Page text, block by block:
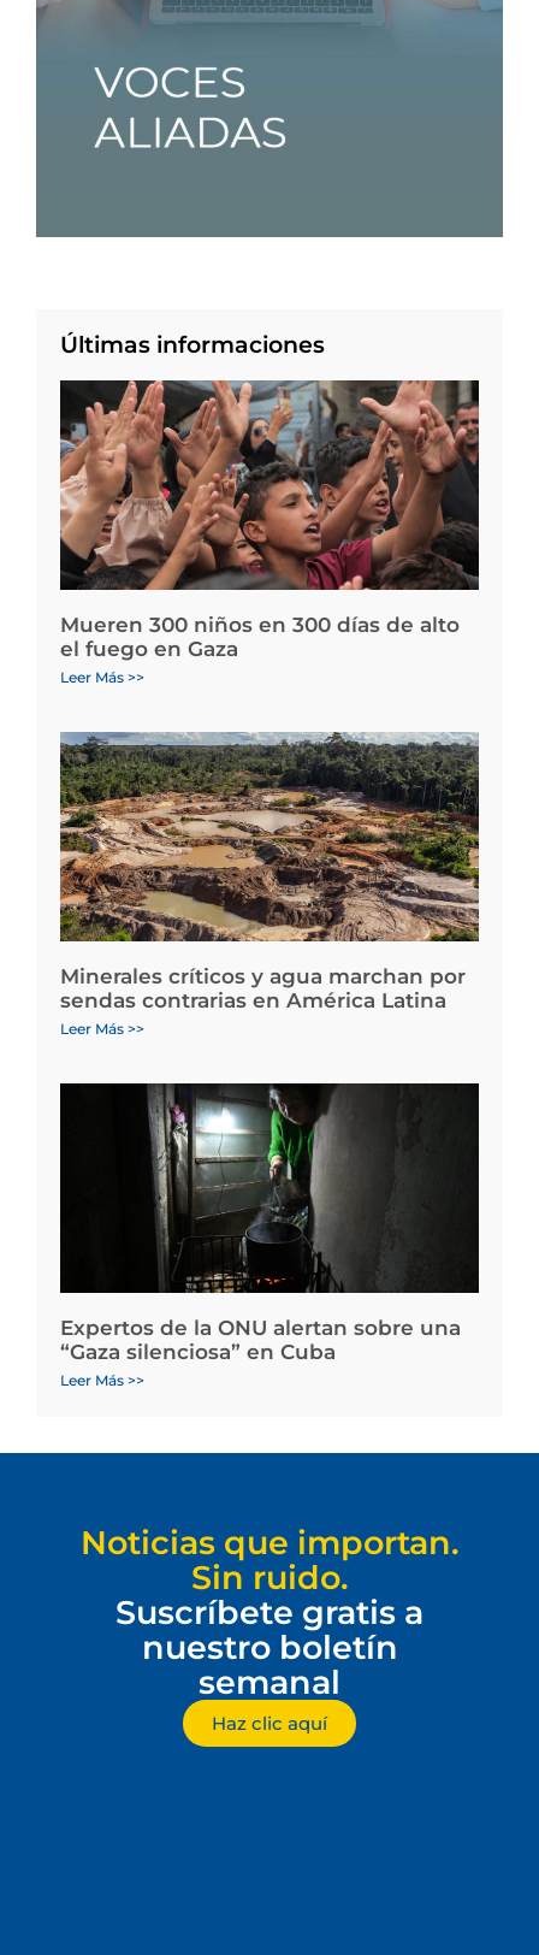
Últimas informaciones
Mueren 300 niños en 300 días de alto
el fuego en Gaza
Leer Más >>
Minerales críticos y agua marchan por
sendas contrarias en América Latina
Leer Más >>
Expertos de la ONU alertan sobre una
“Gaza silenciosa” en Cuba
Leer Más >>
Noticias que importan.
Sin ruido.
Suscríbete gratis a
nuestro boletín
semanal
Haz clic aquí